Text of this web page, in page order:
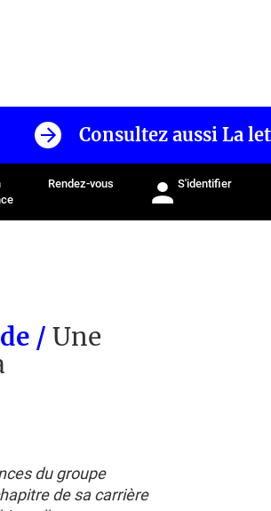
Consultez aussi La
Rendez-vous S'identifier
/ Une
du groupe
de sa carrière